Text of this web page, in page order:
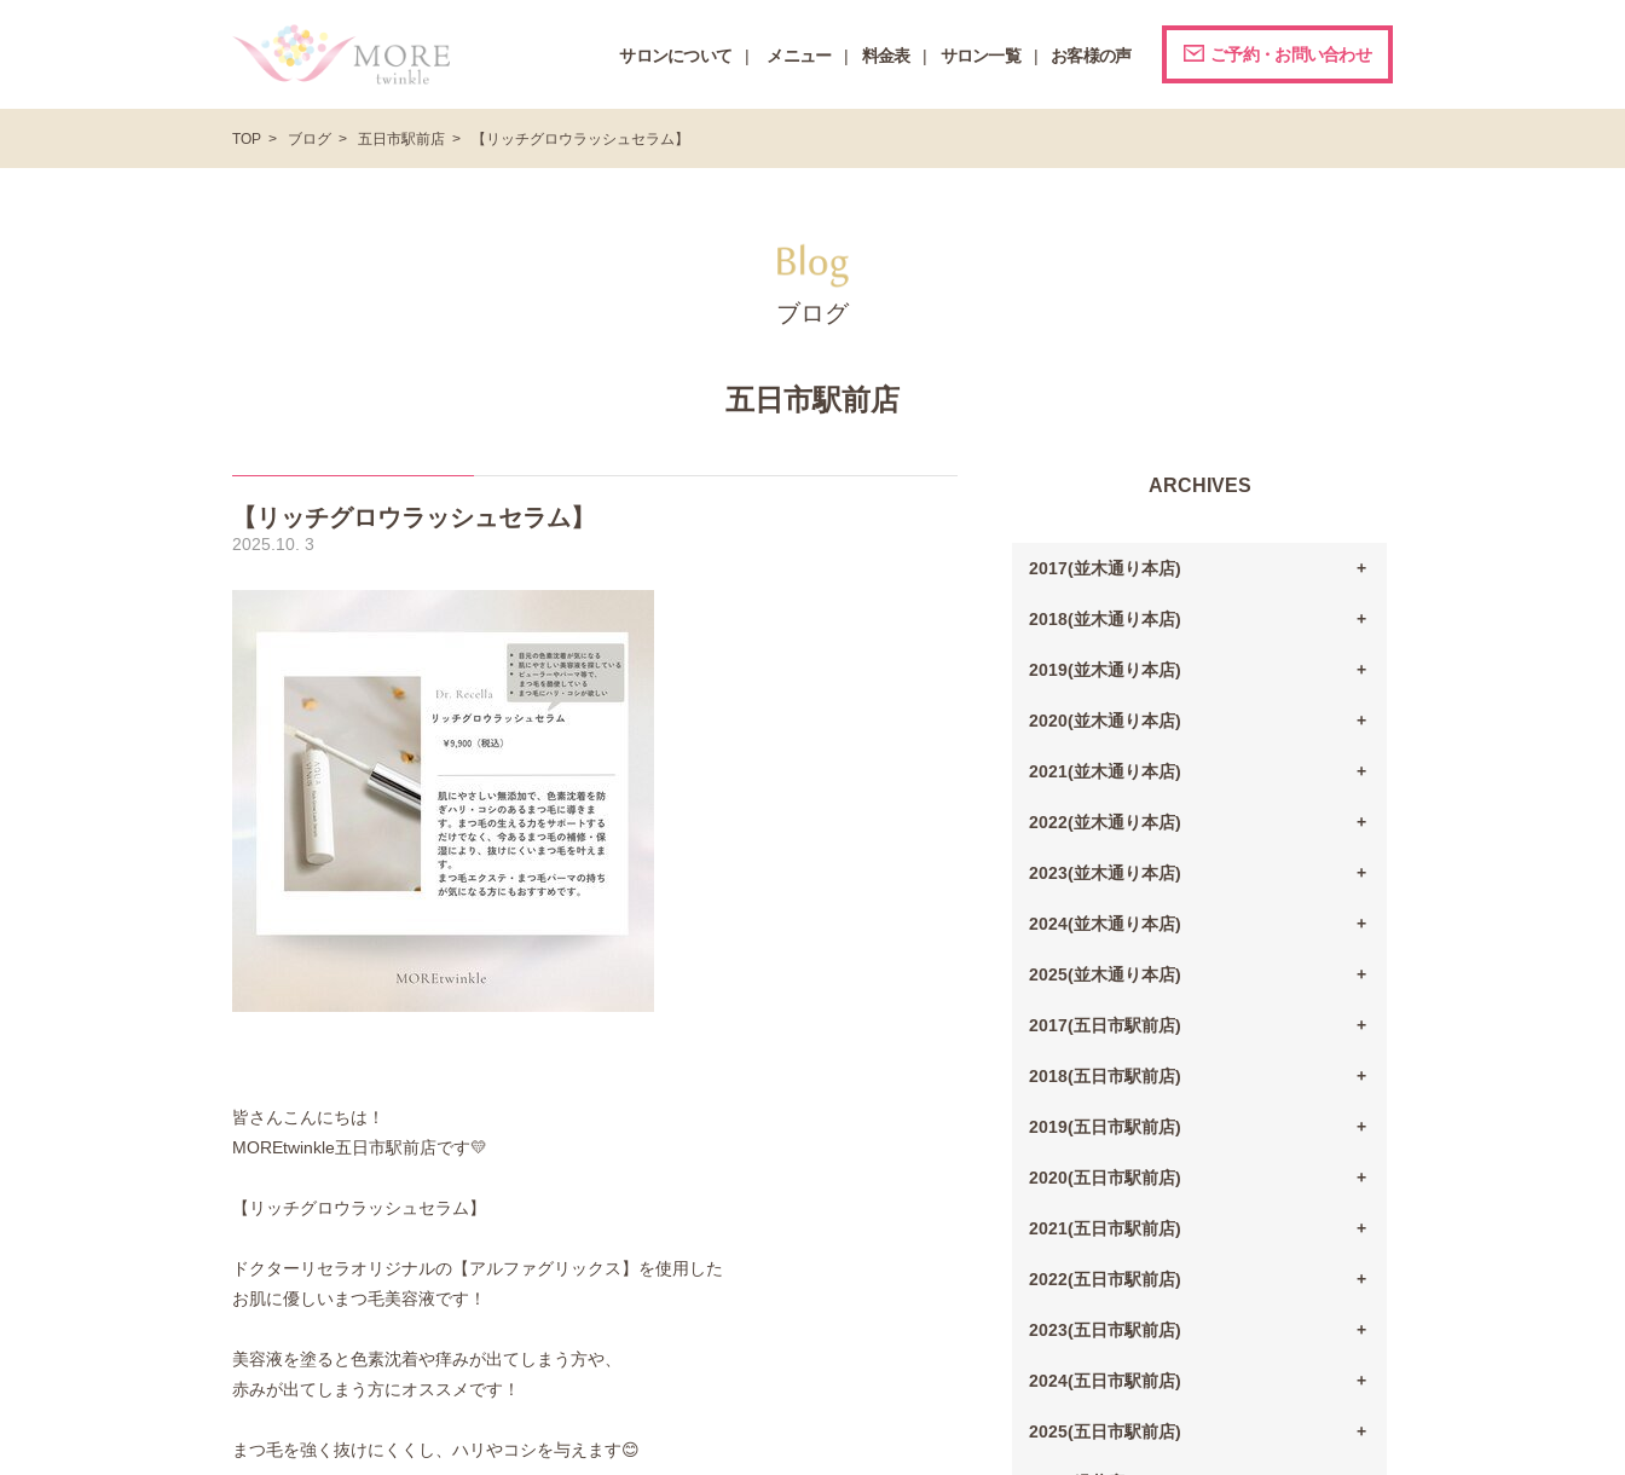
サロンについて メニュー 料金表 サロン一覧 お客様の声 ご予約・お問い合わせ
TOP ブログ 五日市駅前店 【リッチグロウラッシュセラム】
ブログ
五日市駅前店
【リッチグロウラッシュセラム】
2025.10. 3
皆さんこんにちは！
MOREtwinkle五日市駅前店です💛
【リッチグロウラッシュセラム】
ドクターリセラオリジナルの【アルファグリックス】を使用した
お肌に優しいまつ毛美容液です！
美容液を塗ると色素沈着や痒みが出てしまう方や、
赤みが出てしまう方にオススメです！
まつ毛を強く抜けにくくし、ハリやコシを与えます😊
ARCHIVES
2017(並木通り本店)
2018(並木通り本店)
2019(並木通り本店)
2020(並木通り本店)
2021(並木通り本店)
2022(並木通り本店)
2023(並木通り本店)
2024(並木通り本店)
2025(並木通り本店)
2017(五日市駅前店)
2018(五日市駅前店)
2019(五日市駅前店)
2020(五日市駅前店)
2021(五日市駅前店)
2022(五日市駅前店)
2023(五日市駅前店)
2024(五日市駅前店)
2025(五日市駅前店)